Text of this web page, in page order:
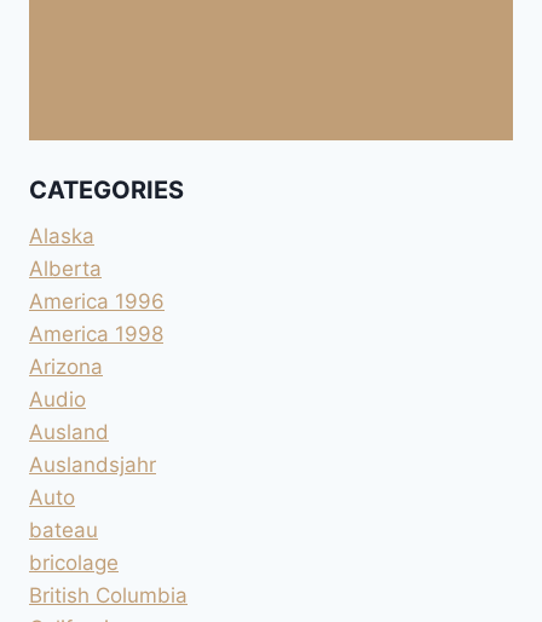
CATEGORIES
Alaska
Alberta
America 1996
America 1998
Arizona
Audio
Ausland
Auslandsjahr
Auto
bateau
bricolage
British Columbia